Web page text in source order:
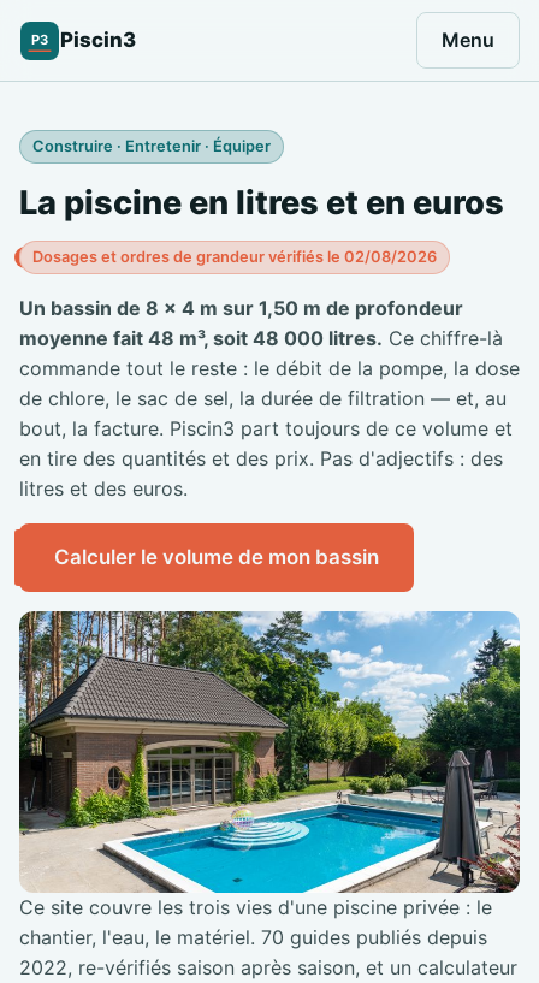
P3 Piscin3 Menu
Construire · Entretenir · Équiper
La piscine en litres et en euros
Dosages et ordres de grandeur vérifiés le 02/08/2026
Un bassin de 8 × 4 m sur 1,50 m de profondeur
moyenne fait 48 m³, soit 48 000 litres. Ce chiffre-là
commande tout le reste : le débit de la pompe, la dose
de chlore, le sac de sel, la durée de filtration — et, au
bout, la facture. Piscin3 part toujours de ce volume et
en tire des quantités et des prix. Pas d'adjectifs : des
litres et des euros.
Calculer le volume de mon bassin
Ce site couvre les trois vies d'une piscine privée : le
chantier, l'eau, le matériel. 70 guides publiés depuis
2022, re-vérifiés saison après saison, et un calculateur